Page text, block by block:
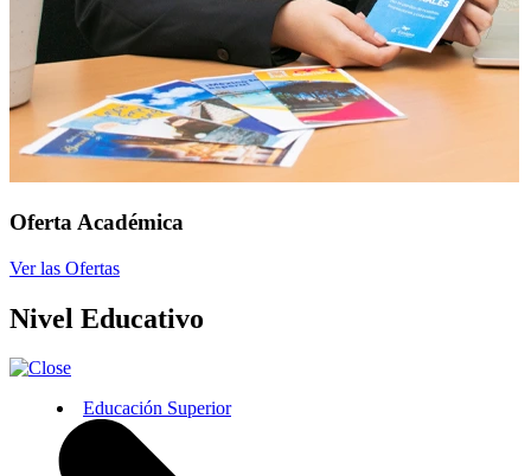
Oferta Académica
Ver las Ofertas
Nivel Educativo
Educación Superior